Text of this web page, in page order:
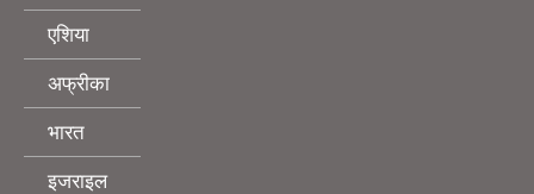
एशिया
अफ्रीका
भारत
इजराइल